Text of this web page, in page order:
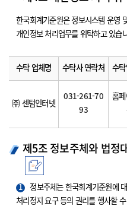
한국회계기준원은 정보시스템 운영
개인정보 처리업무를 위탁하고 있습
수탁 업체명 수탁사 연락처 수
㈜ 센텀인터넷
031-261-70
93
홈페
제5조 정보주체와 법정
1
정보주체는 한국회계기준원에
처리정지 요구 등의 권리를 행사할